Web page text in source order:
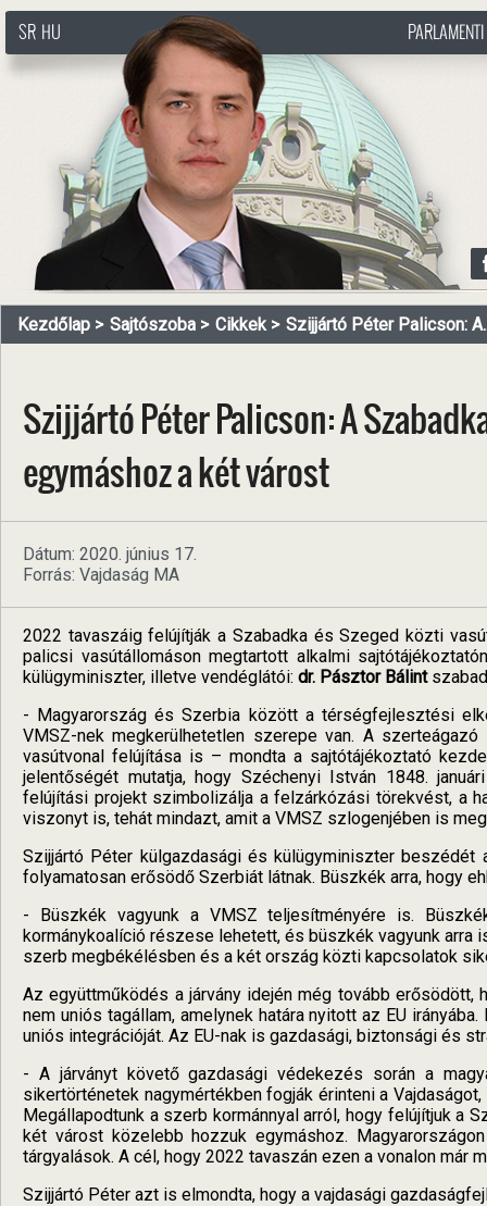
http://www.pasztorbalint.rs/hu
SR HU
Kezdőlap Sajtószoba Cikkek Szijjártó Péter Palicson:
Szijjártó Péter Palicson: A
egymáshoz a két várost
Dátum: 2020. június 17.
Forrás: Vajdaság MA
2022 tavaszáig felújítják a Szabadka és Szeged közti
palicsi vasútállomáson megtartott alkalmi
külügyminiszter, illetve vendéglátói: dr. Pásztor Bálint
- Magyarország és Szerbia között a térségfejlesztési
VMSZ-nek megkerülhetetlen szerepe van. A
vasútvonal felújítása is – mondta a sajtótájékoztató
jelentőségét mutatja, hogy Széchenyi István 1848.
felújítási projekt szimbolizálja a felzárkózási törekvést, a
viszonyt is, tehát mindazt, amit a VMSZ szlogenjében is
Szijjártó Péter külgazdasági és külügyminiszter
folyamatosan erősödő Szerbiát látnak. Büszkék arra, hogy
- Büszkék vagyunk a VMSZ teljesítményére is.
kormánykoalíció részese lehetett, és büszkék vagyunk
szerb megbékélésben és a két ország közti kapcsolatok
Az együttműködés a járvány idején még tovább
nem uniós tagállam, amelynek határa nyitott az EU
uniós integrációját. Az EU-nak is gazdasági, biztonsági és
- A járványt követő gazdasági védekezés során a
sikertörténetek nagymértékben fogják érinteni a
Megállapodtunk a szerb kormánnyal arról, hogy felújítjuk a
két várost közelebb hozzuk egymáshoz.
tárgyalások. A cél, hogy 2022 tavaszán ezen a vonalon már
Szijjártó Péter azt is elmondta, hogy a vajdasági